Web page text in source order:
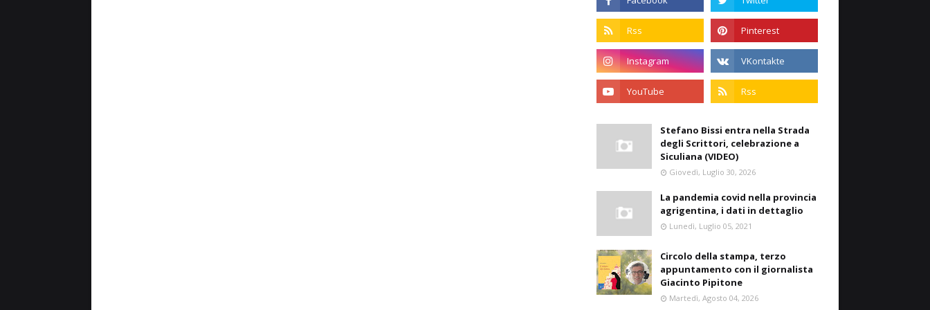
Stefano Bissi entra nella Strada
degli Scrittori, celebrazione a
Siculiana (VIDEO)
Giovedì, Luglio 30, 2026
La pandemia covid nella provincia
agrigentina, i dati in dettaglio
Lunedì, Luglio 05, 2021
Circolo della stampa, terzo
appuntamento con il giornalista
Giacinto Pipitone
Martedì, Agosto 04, 2026